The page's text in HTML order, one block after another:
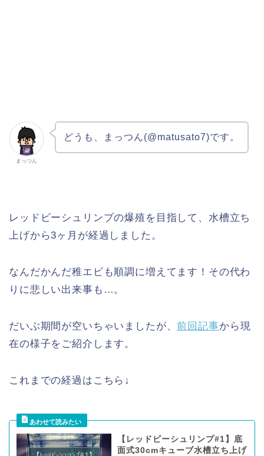
まっつん
どうも、まっつん(@matusato7)です。
レッドビーシュリンプの爆殖を目指して、水槽立ち
上げから3ヶ月が経過しました。
なんだかんだ稚エビも順調に増えてます！その代わ
りに悲しい出来事も…。
だいぶ期間が空いちゃいましたが、前回記事から現
在の様子をご紹介します。
これまでの経過はこちら↓
【レッドビーシュリンプ#1】底
面式30cmキューブ水槽立ち上げ